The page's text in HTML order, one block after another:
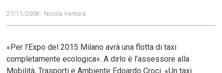
27/11/2008 - Nicola Ventura
«Per l’Expo del 2015 Milano avrà una flotta di taxi
completamente ecologica». A dirlo è l’assessore alla
Mobilità, Trasporti e Ambiente Edoardo Croci. «Un taxi